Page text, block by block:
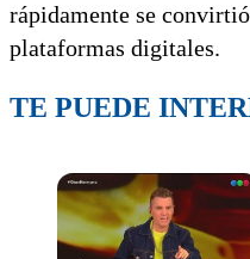
rápidamente se
plataformas digitales.
TE PUEDE